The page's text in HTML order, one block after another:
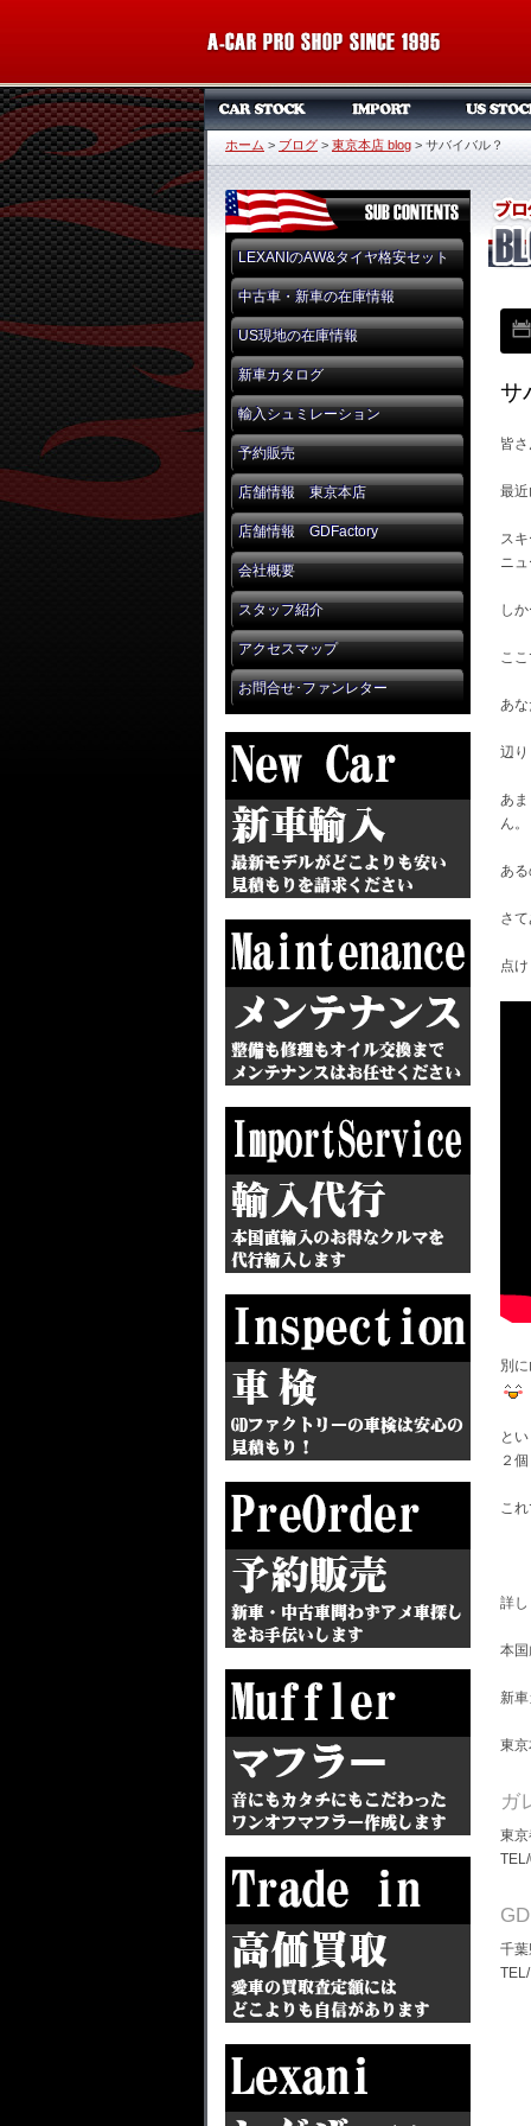
ホーム > ブログ > 東京本店 blog > サバイバル？
LEXANIのAW&タイヤ格安セット
中古車・新車の在庫情報
US現地の在庫情報
新車カタログ
輸入シュミレーション
予約販売
店舗情報 東京本店
店舗情報 GDFactory
会社概要
スタッフ紹介
アクセスマップ
お問合せ･ファンレター
サ
皆
最
ス
ニ
し
こ
あ
辺
あ
ん。
あ
さ
点
別
と
２
こ
詳
本
新
東
ガ
東
千